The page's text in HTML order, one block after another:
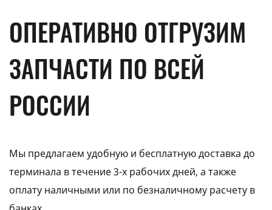
ОПЕРАТИВНО ОТГРУЗИМ
ЗАПЧАСТИ ПО ВСЕЙ
РОССИИ
Мы предлагаем удобную и бесплатную доставка до
терминала в течение 3-х рабочих дней, а также
оплату наличными или по безналичному расчету в